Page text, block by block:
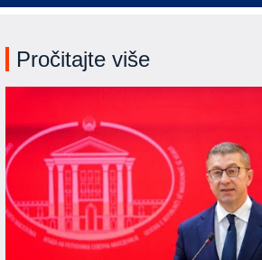
Pročitajte više